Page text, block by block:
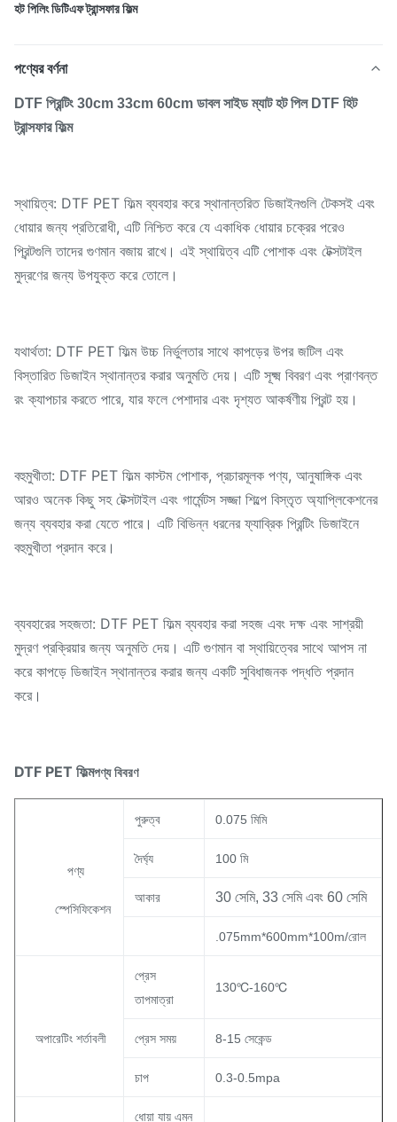
হট পিলিং ডিটিএফ ট্রান্সফার ফিল্ম
পণ্যের বর্ণনা
DTF প্রিন্টিং 30cm 33cm 60cm ডাবল সাইড ম্যাট হট পিল DTF হিট
ট্রান্সফার ফিল্ম
স্থায়িত্ব: DTF PET ফিল্ম ব্যবহার করে স্থানান্তরিত ডিজাইনগুলি টেকসই এবং
ধোয়ার জন্য প্রতিরোধী, এটি নিশ্চিত করে যে একাধিক ধোয়ার চক্রের পরেও
প্রিন্টগুলি তাদের গুণমান বজায় রাখে। এই স্থায়িত্ব এটি পোশাক এবং টেক্সটাইল
মুদ্রণের জন্য উপযুক্ত করে তোলে।
যথার্থতা: DTF PET ফিল্ম উচ্চ নির্ভুলতার সাথে কাপড়ের উপর জটিল এবং
বিস্তারিত ডিজাইন স্থানান্তর করার অনুমতি দেয়। এটি সূক্ষ্ম বিবরণ এবং প্রাণবন্ত
রং ক্যাপচার করতে পারে, যার ফলে পেশাদার এবং দৃশ্যত আকর্ষণীয় প্রিন্ট হয়।
বহুমুখীতা: DTF PET ফিল্ম কাস্টম পোশাক, প্রচারমূলক পণ্য, আনুষাঙ্গিক এবং
আরও অনেক কিছু সহ টেক্সটাইল এবং গার্মেন্টস সজ্জা শিল্পে বিস্তৃত অ্যাপ্লিকেশনের
জন্য ব্যবহার করা যেতে পারে। এটি বিভিন্ন ধরনের ফ্যাব্রিক প্রিন্টিং ডিজাইনে
বহুমুখীতা প্রদান করে।
ব্যবহারের সহজতা: DTF PET ফিল্ম ব্যবহার করা সহজ এবং দক্ষ এবং সাশ্রয়ী
মুদ্রণ প্রক্রিয়ার জন্য অনুমতি দেয়। এটি গুণমান বা স্থায়িত্বের সাথে আপস না
করে কাপড়ে ডিজাইন স্থানান্তর করার জন্য একটি সুবিধাজনক পদ্ধতি প্রদান
করে।
DTF PET ফিল্মপণ্য বিবরণ
পণ্য
স্পেসিফিকেশন
পুরুত্ব 0.075 মিমি
দৈর্ঘ্য 100 মি
আকার 30 সেমি, 33 সেমি এবং 60 সেমি
.075mm*600mm*100m/রোল
অপারেটিং শর্তাবলী
প্রেস
তাপমাত্রা
130℃-160℃
প্রেস সময় 8-15 সেকেন্ড
চাপ 0.3-0.5mpa
ধোয়া যায় এমন